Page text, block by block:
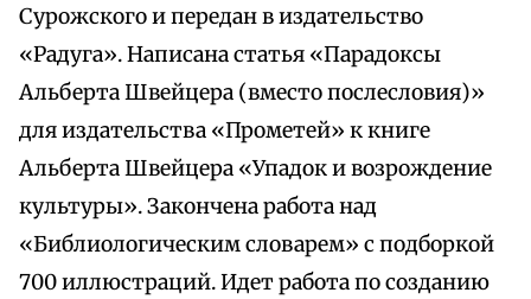
Сурожского и передан в издательство
«Радуга». Написана статья «Парадоксы
Альберта Швейцера (вместо послесловия)»
для издательства «Прометей» к книге
Альберта Швейцера «Упадок и возрождение
культуры». Закончена работа над
«Библиологическим словарем» с подборкой
700 иллюстраций. Идет работа по созданию